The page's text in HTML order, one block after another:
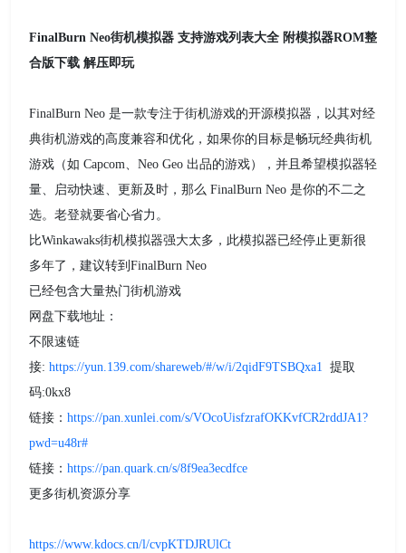
FinalBurn Neo街机模拟器 支持游戏列表大全 附模拟器ROM整
合版下载 解压即玩
FinalBurn Neo 是一款专注于街机游戏的开源模拟器，以其对经
典街机游戏的高度兼容和优化，如果你的目标是畅玩经典街机
游戏（如 Capcom、Neo Geo 出品的游戏），并且希望模拟器轻
量、启动快速、更新及时，那么 FinalBurn Neo 是你的不二之
选。老登就要省心省力。
比Winkawaks街机模拟器强大太多，此模拟器已经停止更新很
多年了，建议转到FinalBurn Neo
已经包含大量热门街机游戏
网盘下载地址：
不限速链
接: https://yun.139.com/shareweb/#/w/i/2qidF9TSBQxa1 提取
码:0kx8
链接： https://pan.xunlei.com/s/VOcoUisfzrafOKKvfCR2rddJA1?
pwd=u48r#
链接： https://pan.quark.cn/s/8f9ea3ecdfce
更多街机资源分享
https://www.kdocs.cn/l/cvpKTDJRUlCt